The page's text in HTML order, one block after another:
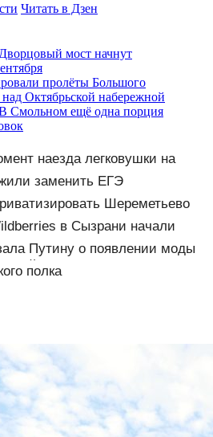
Читать в Дзен
мост начнут
пролёты Большого
Октябрьской набережной
Смольном ещё одна порция
наезда легковушки на
минимум восемь человек
заменить ЕГЭ
Шереметьево
в Сызрани начали
продажу
Путину о появлении моды
студентов
полка